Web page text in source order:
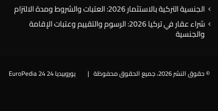
الجنسية التركية بالاستثمار 2026: العتبات والشروط ومدة الالتزام
شراء عقار في تركيا 2026: الرسوم والتقييم وعتبات الإقامة
والجنسية
© حقوق النشر 2026، جميع الحقوق محفوظة | يوروبيديا 24 EuroPedia 24